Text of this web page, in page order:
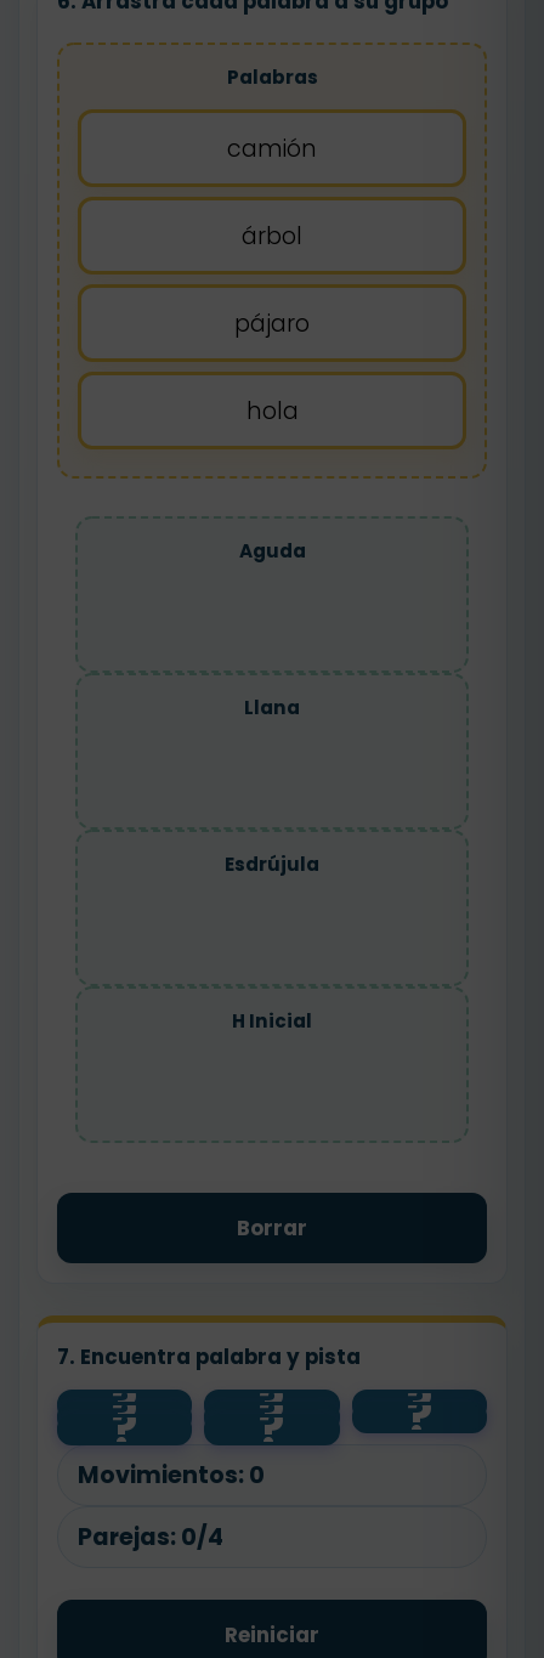
Palabras
camión
árbol
pájaro
hola
Aguda
Llana
Esdrújula
H Inicial
Borrar
7. Encuentra palabra y pista
?
camión ?
aguda ?
h inicial
?
pájaro ?
llana ?
árbol
?
esdrújula ?
hola
Movimientos: 0
Parejas: 0/4
Reiniciar